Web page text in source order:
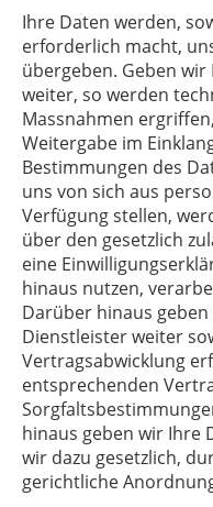
Ihre Daten werden,
erforderlich macht,
übergeben. Geben
weiter, so werden
Massnahmen
Weitergabe im
Bestimmungen des
uns von sich aus
Verfügung stellen,
über den gesetzlich
eine
hinaus nutzen,
Darüber hinaus
Dienstleister weiter
Vertragsabwicklung
entsprechenden
hinaus geben wir Ihre
wir dazu gesetzlich,
gerichtliche